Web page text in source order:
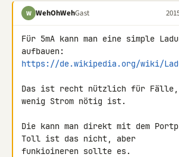
W WehOhWehGast
Für 5mA kann man eine simple
https://de.wikipedia.org/wiki/
Das ist recht nützlich für Fälle,
wenig Strom nötig ist.
Die kann man direkt mit dem
Toll ist das nicht, aber
funkioineren sollte es.